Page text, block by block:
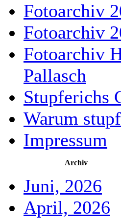
Fotoarchiv
Fotoarchiv
Fotoarchiv
Pallasch
Stupferichs
Warum
Impressum
Archiv
Juni, 2026
April, 2026